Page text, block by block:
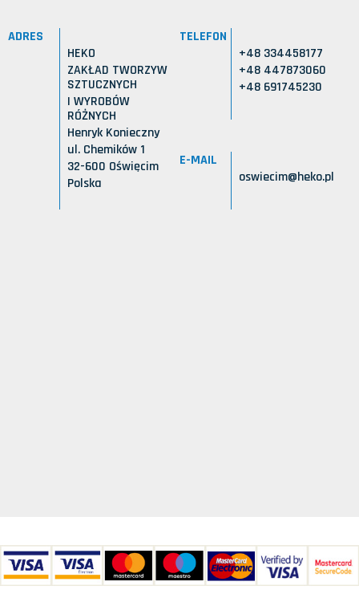
ADRES
HEKO
ZAKŁAD TWORZYW
SZTUCZNYCH
I WYROBÓW
RÓŻNYCH
Henryk Konieczny
ul. Chemików 1
32-600 Oświęcim
Polska
TELEFON
+48 334458177
+48 447873060
+48 691745230
E-MAIL
oswiecim@heko.pl